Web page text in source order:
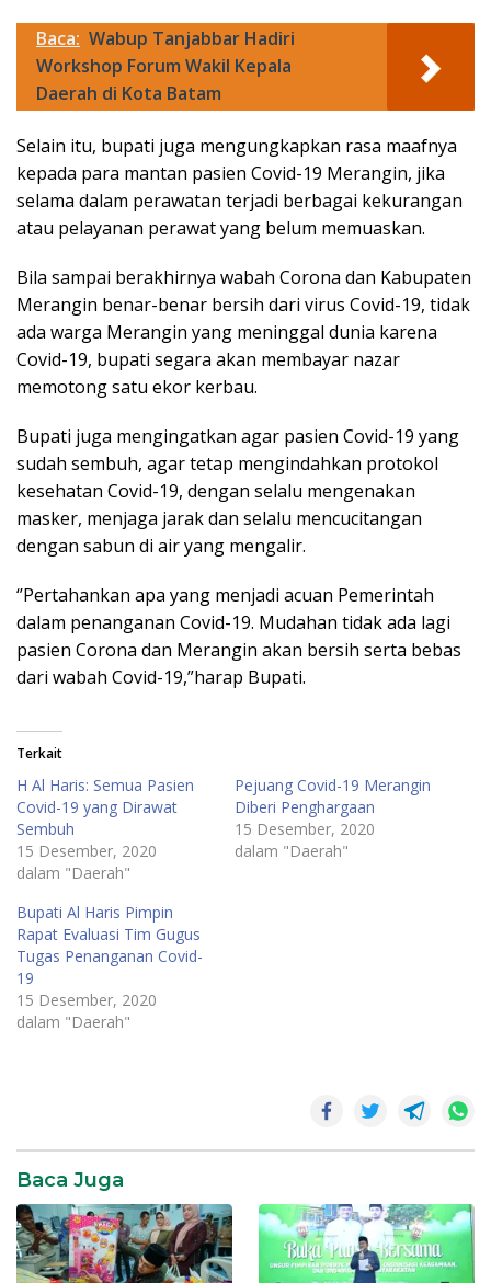
Baca: Wabup Tanjabbar Hadiri
Workshop Forum Wakil Kepala
Daerah di Kota Batam
Selain itu, bupati juga mengungkapkan rasa maafnya
kepada para mantan pasien Covid-19 Merangin, jika
selama dalam perawatan terjadi berbagai kekurangan
atau pelayanan perawat yang belum memuaskan.
Bila sampai berakhirnya wabah Corona dan Kabupaten
Merangin benar-benar bersih dari virus Covid-19, tidak
ada warga Merangin yang meninggal dunia karena
Covid-19, bupati segara akan membayar nazar
memotong satu ekor kerbau.
Bupati juga mengingatkan agar pasien Covid-19 yang
sudah sembuh, agar tetap mengindahkan protokol
kesehatan Covid-19, dengan selalu mengenakan
masker, menjaga jarak dan selalu mencucitangan
dengan sabun di air yang mengalir.
‘’Pertahankan apa yang menjadi acuan Pemerintah
dalam penanganan Covid-19. Mudahan tidak ada lagi
pasien Corona dan Merangin akan bersih serta bebas
dari wabah Covid-19,”harap Bupati.
Terkait
H Al Haris: Semua Pasien
Covid-19 yang Dirawat
Sembuh
15 Desember, 2020
dalam "Daerah"
Pejuang Covid-19 Merangin
Diberi Penghargaan
15 Desember, 2020
dalam "Daerah"
Bupati Al Haris Pimpin
Rapat Evaluasi Tim Gugus
Tugas Penanganan Covid-
19
15 Desember, 2020
dalam "Daerah"
Baca Juga